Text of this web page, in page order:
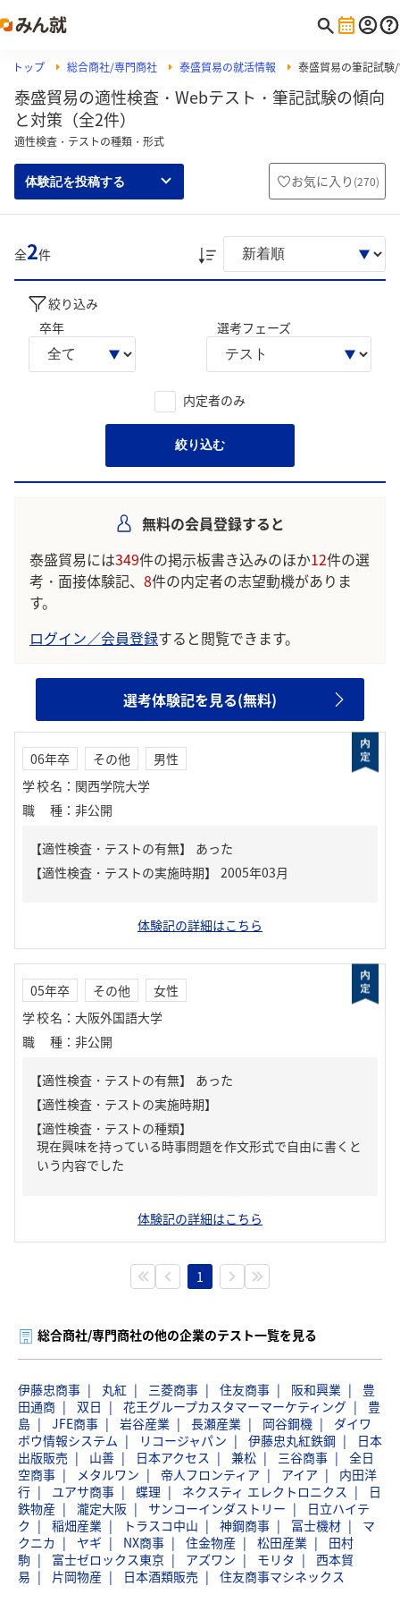
トップ 総合商社/専門商社 泰盛貿易の就活情報 泰盛貿易の筆記試
泰盛貿易の適性検査・Webテスト・筆記試験の傾向
と対策（全2件）
適性検査・テストの種類・形式
体験記を投稿する お気に入り (270)
全2件
絞り込み
卒年
選考フェーズ
内定者のみ
絞り込む
無料の会員登録すると
泰盛貿易には349件の掲示板書き込みのほか12件の選
考・面接体験記、 8件の内定者の志望動機がありま
す。
ログイン／会員登録すると閲覧できます。
選考体験記を見る(無料)
06年卒 その他
男性
学校名 ： 関西学院大学
職種 ： 非公開
【適性検査・テストの有無】 あった
体験記の詳細はこちら
05年卒 その他
女性
学校名 ： 大阪外国語大学
職種 ： 非公開
【適性検査・テストの有無】 あった
【適性検査・テストの種類】
現在興味を持っている時事問題を作文形式で自由に書くと
いう内容でした
体験記の詳細はこちら
1
総合商社/専門商社の他の企業のテスト一覧を見る
伊藤忠商事 丸紅 三菱商事 住友商事 阪和興業
豊
田通商
双日 花王グループカスタマーマーケティング
豊
島
JFE商事 岩谷産業 長瀬産業 岡谷鋼機
ダイワ
ボウ情報システム
リコージャパン 伊藤忠丸紅鉄鋼
日本
出版販売
山善 日本アクセス 兼松 三谷商事
全日
空商事
メタルワン 帝人フロンティア アイア
内田洋
行
ユアサ商事 蝶理 ネクスティ エレクトロニクス
日
鉄物産
瀧定大阪 サンコーインダストリー
日立ハイテ
ク
稲畑産業 トラスコ中山 神鋼商事 冨士機材
マ
クニカ
ヤギ NX商事 住金物産 松田産業
田村
駒
富士ゼロックス東京 アズワン モリタ
西本貿
易
片岡物産 日本酒類販売 住友商事マシネックス